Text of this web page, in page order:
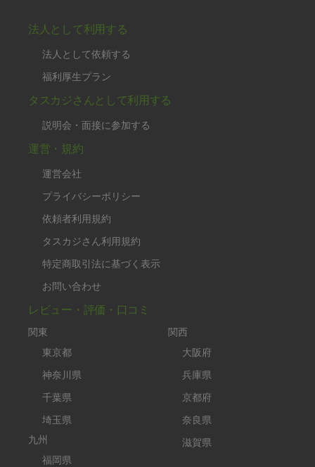
法人として利用する
法人として依頼する
福利厚生プラン
タスカジさんとして利用する
説明会・面接に参加する
運営・規約
運営会社
プライバシーポリシー
依頼者利用規約
タスカジさん利用規約
特定商取引法に基づく表示
お問い合わせ
レビュー・評価・口コミ
関東
東京都
神奈川県
千葉県
埼玉県
九州
福岡県
関西
大阪府
兵庫県
京都府
奈良県
滋賀県